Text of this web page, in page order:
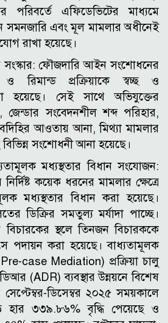
পরিবর্তে এফিডেভিটের মাধ্যমে
সমনজারি এবং মূল মামলার অধীনেই
রাখা হয়েছে।
ফৌজদারি আইন সংশোধনের
ও রিমান্ড প্রক্রিয়াকে স্বচ্ছ ও
হয়েছে। সেই সাথে অভিযুক্তের
জেন্ডার সংবেদনশীল শব্দ পরিহার,
আওতায় আনা, মিথ্যা মামলার
সংশোধনী আনা হয়েছে।
মধ্যস্থতার বিধান সংযোজন:
কয়েক ধরনের মামলার ক্ষেত্রে
মধ্যস্থতার বিধান করা হয়েছে।
ডিক্রির সমতুল্য মর্যাদা পাচ্ছে।
স্থলে তিনজন বিচারককে
পদায়ন করা হয়েছে। বাধ্যতামূলক
case Mediation) প্রক্রিয়া চালু
(ADR) ব্যবস্থার উন্নয়নে বিশেষ
ডিসেম্বর ২০২৫ সময়কালে
হার ৩৩৯.৮৬% বৃদ্ধি পেয়েছে ও